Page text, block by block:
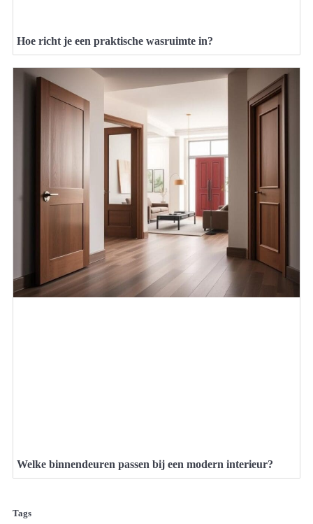
Hoe richt je een praktische wasruimte in?
Welke binnendeuren passen bij een modern interieur?
Tags